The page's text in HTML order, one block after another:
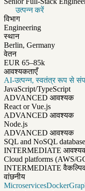
उत्पन्न करें
विभाग
Engineering
स्थान
Berlin, Germany
वेतन
EUR 65–85k
आवश्यकताएँ
AI-उत्पन्न, स्वतंत्र रूप से
JavaScript/TypeScript
ADVANCED आवश्यक
React or Vue.js
ADVANCED आवश्यक
Node.js
ADVANCED आवश्यक
SQL and NoSQL
INTERMEDIATE
Cloud platforms (AWS/
INTERMEDIATE
वांछनीय
MicroservicesDocker